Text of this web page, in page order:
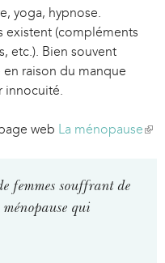
yoga, hypnose.
existent (compléments
etc.). Bien souvent
raison du manque
innocuité.
web La ménopause(
femmes souffrant de
ménopause qui